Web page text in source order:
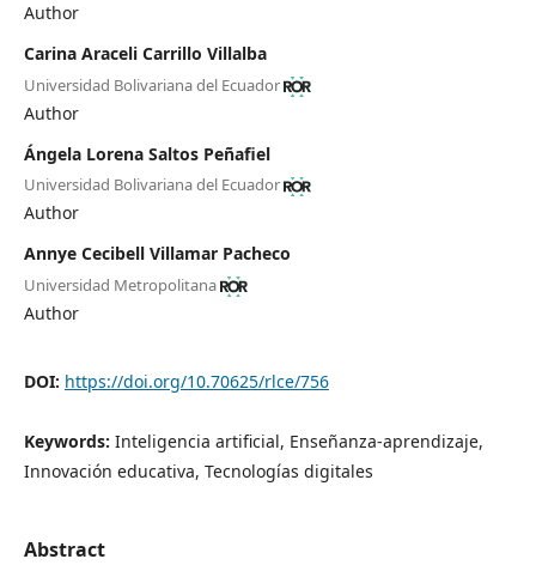
Author
Carina Araceli Carrillo Villalba
Universidad Bolivariana del Ecuador
Author
Ángela Lorena Saltos Peñafiel
Universidad Bolivariana del Ecuador
Author
Annye Cecibell Villamar Pacheco
Universidad Metropolitana
Author
DOI: https://doi.org/10.70625/rlce/756
Keywords: Inteligencia artificial, Enseñanza-aprendizaje,
Innovación educativa, Tecnologías digitales
Abstract